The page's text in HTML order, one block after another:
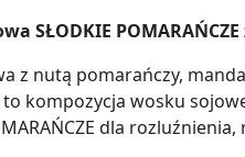
SŁODKIE
z nutą pomarańczy,
to kompozycja wosku
dla